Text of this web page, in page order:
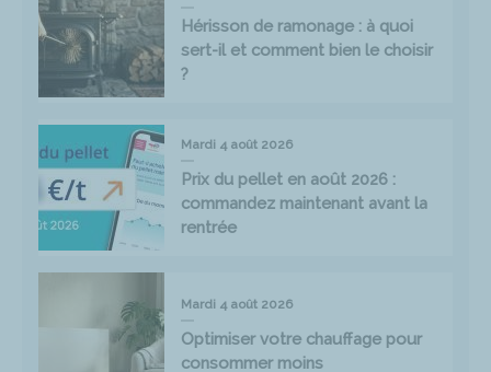
Hérisson de ramonage : à quoi
sert-il et comment bien le choisir
?
Mardi 4 août 2026
Prix du pellet en août 2026 :
commandez maintenant avant la
rentrée
Mardi 4 août 2026
Optimiser votre chauffage pour
consommer moins